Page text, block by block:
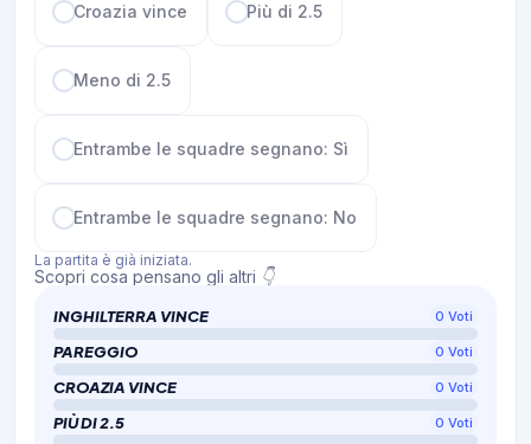
Croazia vince Più di 2.5
Meno di 2.5
Entrambe le squadre segnano: Sì
Entrambe le squadre segnano: No
La partita è già iniziata.
Scopri cosa pensano gli altri 👇
INGHILTERRA VINCE 0 Voti
PAREGGIO 0 Voti
CROAZIA VINCE 0 Voti
PIÙ DI 2.5 0 Voti